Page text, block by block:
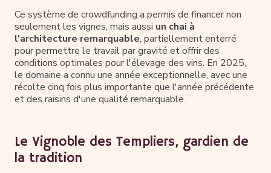
Ce système de crowdfunding a permis de financer non
seulement les vignes, mais aussi un chai à
l'architecture remarquable, partiellement enterré
pour permettre le travail par gravité et offrir des
conditions optimales pour l'élevage des vins. En 2025,
le domaine a connu une année exceptionnelle, avec une
récolte cinq fois plus importante que l'année précédente
et des raisins d'une qualité remarquable.
Le Vignoble des Templiers, gardien de
la tradition